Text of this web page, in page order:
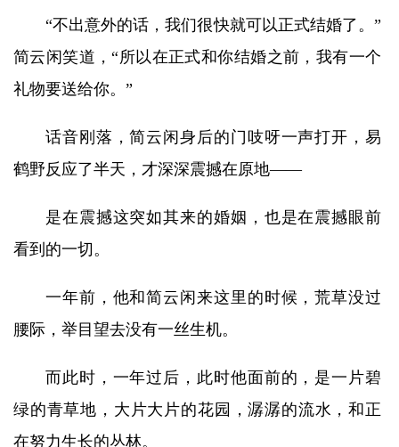
“不出意外的话，我们很快就可以正式结婚了。”
简云闲笑道，“所以在正式和你结婚之前，我有一个
礼物要送给你。”
话音刚落，简云闲身后的门吱呀一声打开，易
鹤野反应了半天，才深深震撼在原地——
是在震撼这突如其来的婚姻，也是在震撼眼前
看到的一切。
一年前，他和简云闲来这里的时候，荒草没过
腰际，举目望去没有一丝生机。
而此时，一年过后，此时他面前的，是一片碧
绿的青草地，大片大片的花园，潺潺的流水，和正
在努力生长的丛林。